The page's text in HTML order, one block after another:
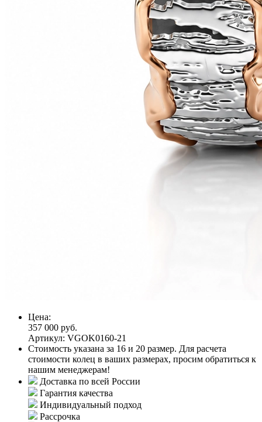
Цена:
357 000 руб.
Артикул: VGOK0160-21
Стоимость указана за 16 и 20 размер. Для расчета
стоимости колец в ваших размерах, просим обратиться к
нашим менеджерам!
Доставка по всей России
Гарантия качества
Индивидуальный подход
Рассрочка